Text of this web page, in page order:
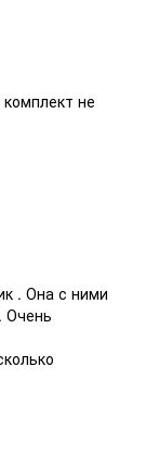
не
. Она с ними
Очень